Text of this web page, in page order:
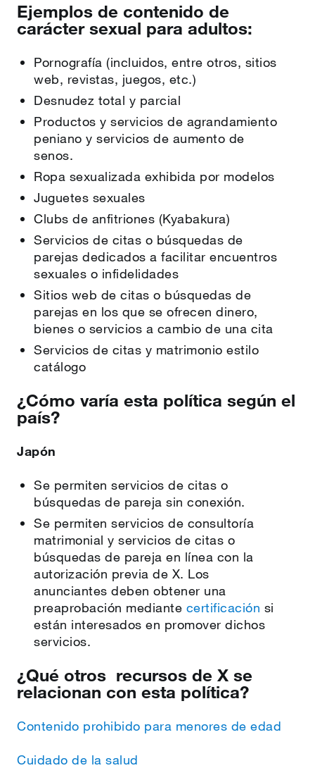
Ejemplos de contenido de
carácter sexual para adultos:
Pornografía (incluidos, entre otros, sitios
web, revistas, juegos, etc.)
Desnudez total y parcial
Productos y servicios de agrandamiento
peniano y servicios de aumento de
senos.
Ropa sexualizada exhibida por modelos
Juguetes sexuales
Clubs de anfitriones (Kyabakura)
Servicios de citas o búsquedas de
parejas dedicados a facilitar encuentros
sexuales o infidelidades
Sitios web de citas o búsquedas de
parejas en los que se ofrecen dinero,
bienes o servicios a cambio de una cita
Servicios de citas y matrimonio estilo
catálogo
¿Cómo varía esta política según el
país?
Japón
Se permiten servicios de citas o
búsquedas de pareja sin conexión.
Se permiten servicios de consultoría
matrimonial y servicios de citas o
búsquedas de pareja en línea con la
autorización previa de X. Los
anunciantes deben obtener una
preaprobación mediante certificación si
están interesados en promover dichos
servicios.
¿Qué otros recursos de X se
relacionan con esta política?
Contenido prohibido para menores de edad
Cuidado de la salud